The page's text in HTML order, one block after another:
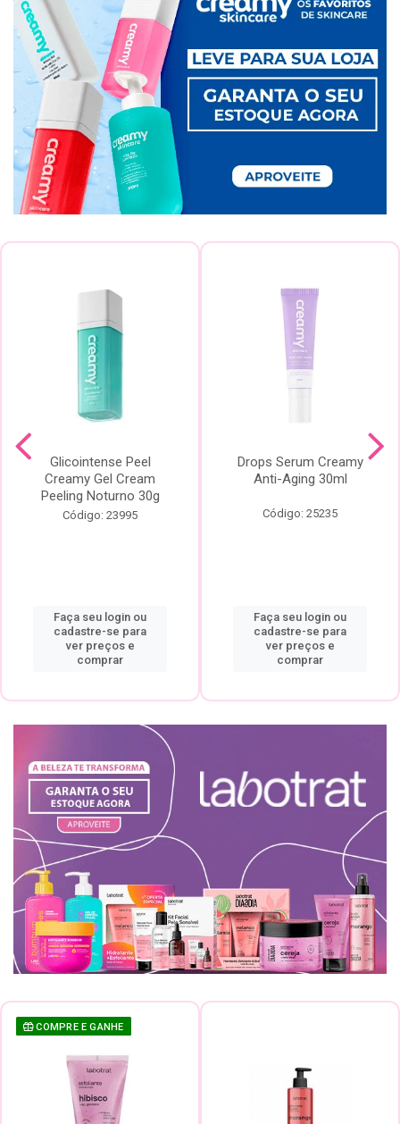
Glicointense Peel
Creamy Gel Cream
Peeling Noturno 30g
Código: 23995
Faça seu login ou
cadastre-se para
ver preços e
comprar
Drops Serum Creamy
Anti-Aging 30ml
Código: 25235
Faça seu login ou
cadastre-se para
ver preços e
comprar
COMPRE E GANHE